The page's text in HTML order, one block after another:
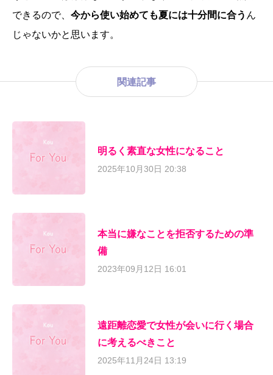
できるので、 今から使い始めても夏には十分間に合う ん
じゃないかと思います。
関連記事
明るく素直な女性になること
2025年10月30日 20:38
本当に嫌なことを拒否するための準
備
2023年09月12日 16:01
遠距離恋愛で女性が会いに行く場合
に考えるべきこと
2025年11月24日 13:19